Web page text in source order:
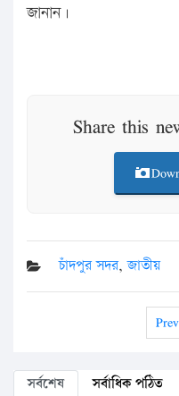
জানান।
Share this
চাঁদপুর সদর,জাতীয়
সর্বশেষ সর্বাধিক পঠিত